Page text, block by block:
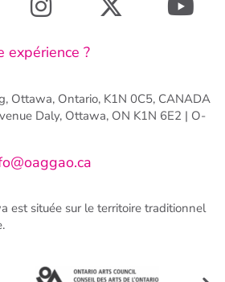
expérience ?
Ottawa, Ontario, K1N 0C5, CANADA
Daly, Ottawa, ON K1N 6E2 | O-
est située sur le territoire traditionnel